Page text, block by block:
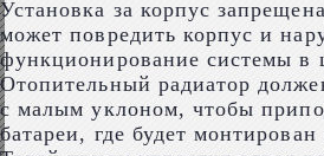
Установка за корпус
может повредить корпус и
функционирование системы в
Отопительный радиатор
с малым уклоном, чтобы
батареи, где будет монтирован